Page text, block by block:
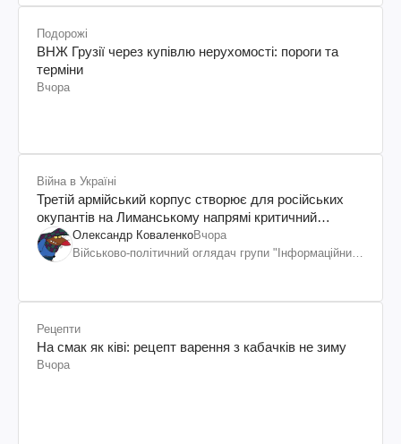
Подорожі
ВНЖ Грузії через купівлю нерухомості: пороги та
терміни
Вчора
Війна в Україні
Третій армійський корпус створює для російських
окупантів на Лиманському напрямі критичний
дискомфорт: як це вдалося
Олександр КоваленкоВчора
Військово-політичний оглядач групи "Інформаційний
Рецепти
На смак як ківі: рецепт варення з кабачків не зиму
Вчора